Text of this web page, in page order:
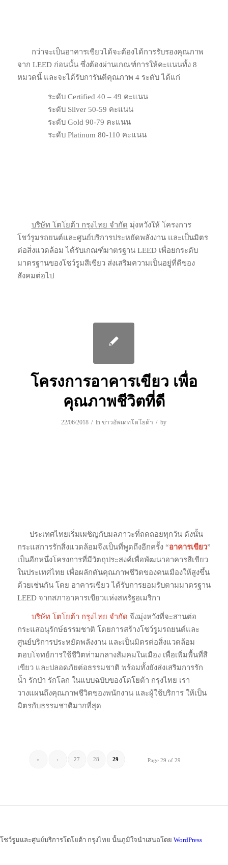
กว่าจะเป็นอาคารเขียวได้จะต้องได้การรับรองคุณภาพ
จาก LEED ก่อนนั้น ซึ่งต้องผ่านเกณฑ์การให้คะแนนทั้ง 8
หมวดนี้ และจะได้รับการันตีคุณภาพ 4 ระดับ ได้แก่
ระดับ Certified 40 – 49 คะแนน
ระดับ Silver 50-59 คะแนน
ระดับ Gold 90-79 คะแนน
ระดับ Platinum 80-110 คะแนน
บริษัท โตโยต้า กรุงไทย จำกัด มุ่งหวังให้ โครงการ
โชว์รูมรถยนต์และศูนย์บริการประหยัดพลังงาน และเป็นมิตร
ต่อสิ่งแวดล้อม ได้รับเกณฑ์มาตรฐาน LEED เพื่อยกระดับ
มาตรฐานของโชว์รูมสีเขียว ส่งเสริมความเป็นอยู่ที่ดีของ
สังคมต่อไป
โครงการอาคารเขียว เพื่อ
คุณภาพชีวิตที่ดี
22/06/2018 / inข่าวอัพเดทโตโยต้า / by
ประเทศไทยเริ่มเผชิญกับมลภาวะที่ถดถอยทุกวัน ดังนั้น
กระแสการรักสิ่งแวดล้อมจึงเป็นที่พูดถึงอีกครั้ง “อาคารเขียว”
เป็นอีกหนึ่งโครงการที่มีวัตถุประสงค์เพื่อพัฒนาอาคารสีเขียว
ในประเทศไทย เพื่อผลักดันคุณภาพชีวิตของคนเมืองให้สูงขึ้น
ด้วยเช่นกัน โดย อาคารเขียว ได้รับการยอมรับตามมาตรฐาน
LEED จากสภาอาคารเขียวแห่งสหรัฐอเมริกา
บริษัท โตโยต้า กรุงไทย จำกัด จึงมุ่งหวังที่จะสานต่อ
กระแสอนุรักษ์ธรรมชาติ โดยการสร้างโชว์รูมรถยนต์และ
ศูนย์บริการประหยัดพลังงาน และเป็นมิตรต่อสิ่งแวดล้อม
ตอบโจทย์การใช้ชีวิตท่ามกลางสัมคมในเมือง เพื่อเพิ่มพื้นที่สี
เขียว และปลอดภัยต่อธรรมชาติ พร้อมทั้งยังส่งเสริมการรัก
น้ำ รักป่า รักโลก ในแบบฉบับของโตโยต้า กรุงไทย เรา
วางแผนถึงคุณภาพชีวิตของพนักงาน และผู้ใช้บริการ ให้เป็น
มิตรกับธรรมชาติมากที่สุด
Page 29 of 29
« ‹ 27 28 29
โชว์รูมและศูนย์บริการโตโยต้า กรุงไทย นั้นภูมิใจนำเสนอโดย WordPress